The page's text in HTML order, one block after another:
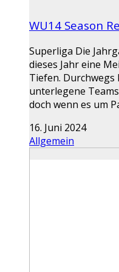
WU14 Season
Superliga Die
dieses Jahr eine
Tiefen. Durchwegs
unterlegene
doch wenn es um
16. Juni 2024
Allgemein